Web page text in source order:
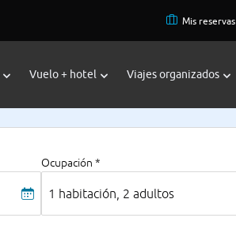
Mis reservas
Vuelo + hotel Viajes organizados
Ocupación *
1 habitación, 2 adultos